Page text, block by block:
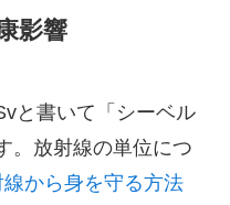
影響
と書いて「シーベル
。放射線の単位につ
線から身を守る方法